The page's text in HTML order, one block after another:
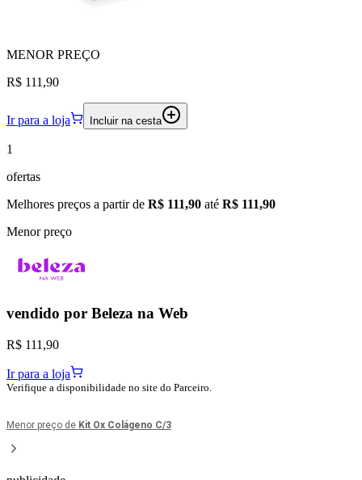
MENOR PREÇO
R$ 111,90
Ir para a loja Incluir na cesta
1
ofertas
Melhores preços a partir de R$ 111,90 até R$ 111,90
Menor preço
vendido por Beleza na Web
R$ 111,90
Ir para a loja
Verifique a disponibilidade no site do Parceiro.
Menor preço de Kit Ox Colágeno C/3